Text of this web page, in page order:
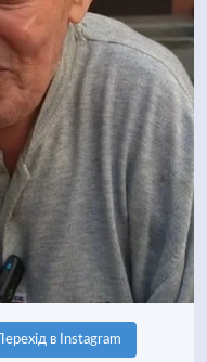
Перехід в Instagram